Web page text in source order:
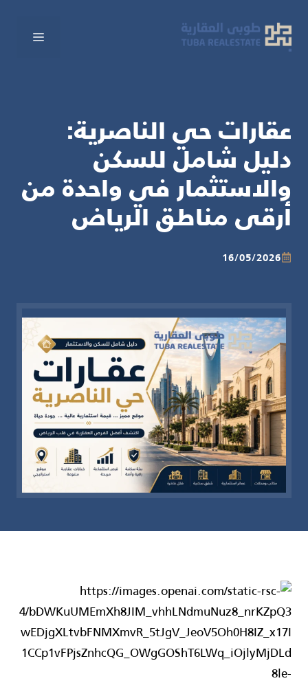
المحتوى
عقارات حي الناصرية:
دليل شامل للسكن
والاستثمار في واحدة من
أرقى مناطق الرياض
16/05/2026